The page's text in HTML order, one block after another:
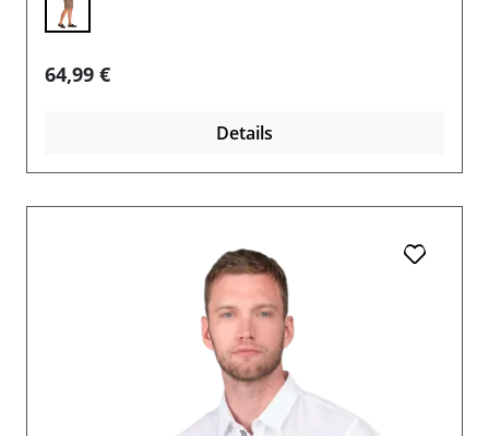
Regulärer Preis:
64,99 €
Details